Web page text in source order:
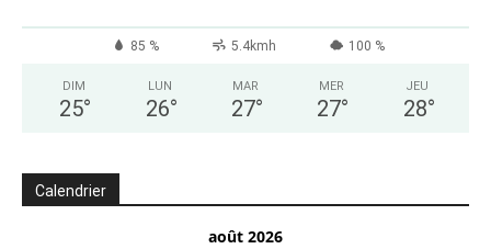
85 % 5.4kmh 100 %
DIM
25°
LUN
26°
MAR
27°
MER
27°
JEU
28°
Calendrier
août 2026